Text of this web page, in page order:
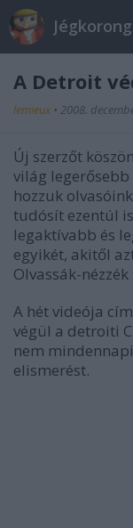
Jégkorong
A Detroit
lemieux • 2008.
Új szerzőt
világ
hozzuk
tudósít ezentúl
legaktívabb és
egyikét, akitől
Olvassák-
A hét videója
végül a detroiti
nem
elismerést.